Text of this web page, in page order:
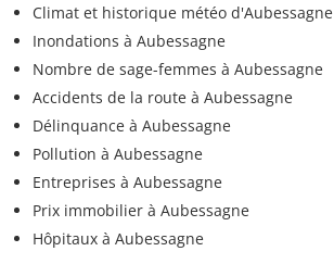
Climat et historique météo d'Aubessagne
Inondations à Aubessagne
Nombre de sage-femmes à Aubessagne
Accidents de la route à Aubessagne
Délinquance à Aubessagne
Pollution à Aubessagne
Entreprises à Aubessagne
Prix immobilier à Aubessagne
Hôpitaux à Aubessagne